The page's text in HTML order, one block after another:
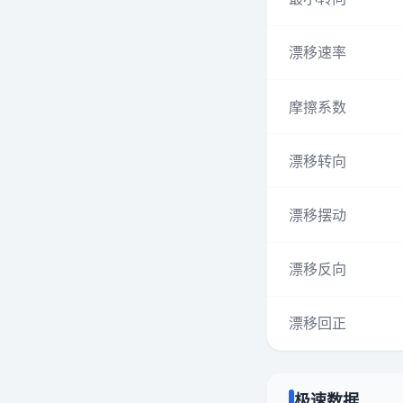
漂移速率
摩擦系数
漂移转向
漂移摆动
漂移反向
漂移回正